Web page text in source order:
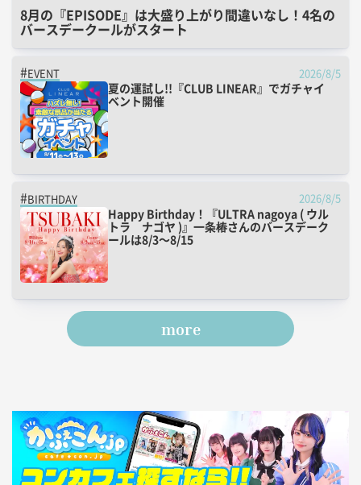
8月の『EPISODE』は大盛り上がり間違いなし！4名の
バースデークールがスタート
EVENT 2026/8/5
夏の運試し!!『CLUB LINEAR』でガチャイ
ベント開催
BIRTHDAY 2026/8/5
Happy Birthday！『ULTRA nagoya ( ウル
トラ ナゴヤ )』一条椿さんのバースデーク
ールは8/3～8/15
more